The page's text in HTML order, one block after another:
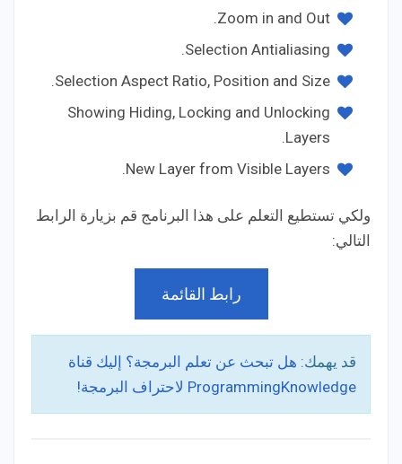
Zoom in and Out.
Selection Antialiasing.
Selection Aspect Ratio, Position and Size.
Showing Hiding, Locking and Unlocking
Layers.
New Layer from Visible Layers.
ولكي تستطيع التعلم على هذا البرنامج قم بزيارة الرابط
التالي:
رابط القائمة
قد يهمك: هل تبحث عن تعلم البرمجة؟ إليك قناة
ProgrammingKnowledge لاحتراف البرمجة!